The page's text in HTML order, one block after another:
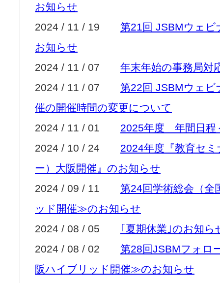
お知らせ
2024 / 11 / 19 第21回 JSBMウェ
お知らせ
2024 / 11 / 07 年末年始の事務局対
2024 / 11 / 07 第22回 JSBMウェビ
催の開催時間の変更について
2024 / 11 / 01 2025年度 年間日程
2024 / 10 / 24 2024年度『教育セ
ー）大阪開催』のお知らせ
2024 / 09 / 11 第24回学術総会（
ッド開催≫のお知らせ
2024 / 08 / 05
｢夏期休業｣のお知ら
2024 / 08 / 02 第28回JSBMフォロ
阪ハイブリッド開催≫のお知らせ